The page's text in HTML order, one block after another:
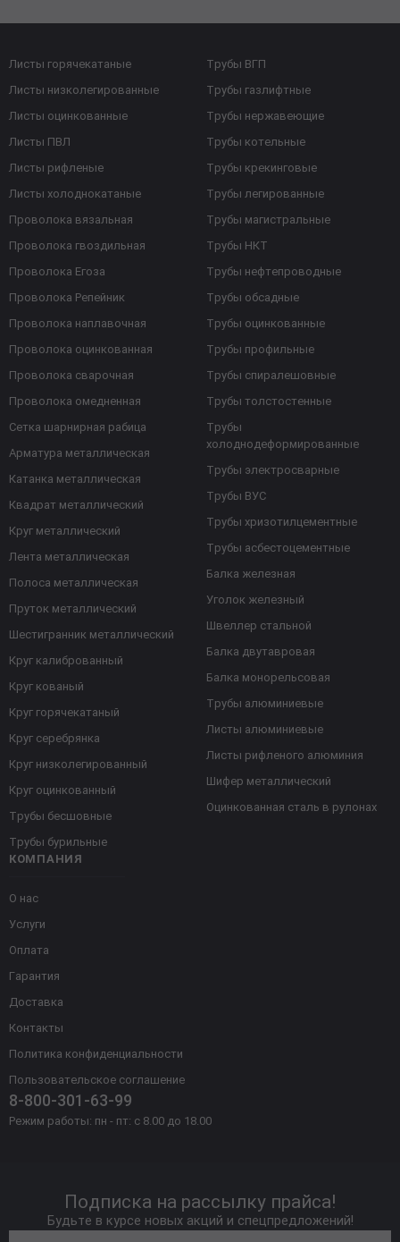
КОМПАНИЯ
О нас
Услуги
Оплата
Гарантия
Доставка
Контакты
Политика конфиденциальности
Пользовательское соглашение
8-800-301-63-99
Режим работы: пн - пт: с 8.00 до 18.00
Листы горячекатаные
Листы низколегированные
Листы оцинкованные
Листы ПВЛ
Листы рифленые
Листы холоднокатаные
Проволока вязальная
Проволока гвоздильная
Проволока Егоза
Проволока Репейник
Проволока наплавочная
Проволока оцинкованная
Проволока сварочная
Проволока омедненная
Сетка шарнирная рабица
Арматура металлическая
Катанка металлическая
Квадрат металлический
Круг металлический
Лента металлическая
Полоса металлическая
Пруток металлический
Шестигранник металлический
Круг калиброванный
Круг кованый
Круг горячекатаный
Круг серебрянка
Круг низколегированный
Круг оцинкованный
Трубы бесшовные
Трубы бурильные
Трубы ВГП
Трубы газлифтные
Трубы нержавеющие
Трубы котельные
Трубы крекинговые
Трубы легированные
Трубы магистральные
Трубы НКТ
Трубы нефтепроводные
Трубы обсадные
Трубы оцинкованные
Трубы профильные
Трубы спиралешовные
Трубы толстостенные
Трубы
холоднодеформированные
Трубы электросварные
Трубы ВУС
Трубы хризотилцементные
Трубы асбестоцементные
Балка железная
Уголок железный
Швеллер стальной
Балка двутавровая
Балка монорельсовая
Трубы алюминиевые
Листы алюминиевые
Листы рифленого алюминия
Шифер металлический
Оцинкованная сталь в рулонах
Подписка на рассылку прайса!
Будьте в курсе новых акций и спецпредложений!